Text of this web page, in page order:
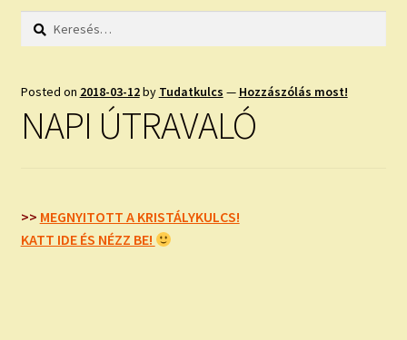
HOLDNAPTÁR
NAPI ASZTROLÓGIA
ISMERJ MEG!
Keresés:
Posted on 2018-03-12by Tudatkulcs — Hozzászólás most!
NAPI ÚTRAVALÓ
>> MEGNYITOTT A KRISTÁLYKULCS!
KATT IDE ÉS NÉZZ BE!